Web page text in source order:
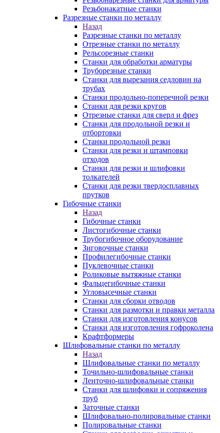
Резьбонакатные станки
Разрезные станки по металлу
Назад
Разрезные станки по металлу
Отрезные станки по металлу
Рельсорезные станки
Станки для обработки арматуры
Труборезные станки
Станки для вырезания седловин на
трубаx
Станки продольно-поперечной резки
Станки для резки кругов
Отрезные станки для сверл и фрез
Станки для продольной резки и
отбортовки
Станки продольной резки
Станки для резки и штамповки
отходов
Станки для резки и шлифовки
толкателей
Станки для резки твердосплавных
прутков
Гибочные станки
Назад
Гибочные станки
Листогибочные станки
Трубогибочное оборудование
Зиговочные станки
Профилегибочные станки
Пуклевочные станки
Роликовые вытяжные станки
Фальцегибочные станки
Угловысечные станки
Станки для сборки отводов
Станки для размотки и правки металла
Станки для изготовления конусов
Станки для изготовления гофроколена
Крафтформеры
Шлифовальные станки по металлу
Назад
Шлифовальные станки по металлу
Точильно-шлифовальные станки
Ленточно-шлифовальные станки
Станки для шлифовки и сопряжения
труб
Заточные станки
Шлифовально-полировальные станки
Полировальные станки